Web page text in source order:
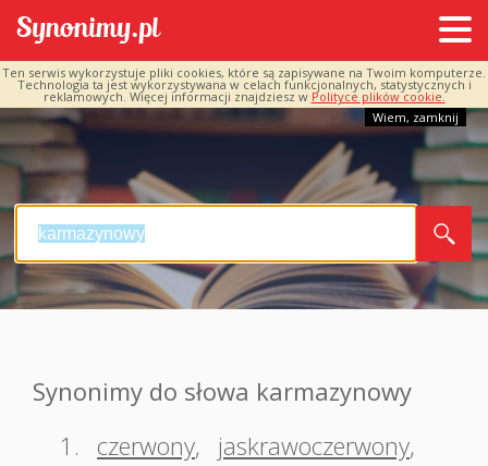
Ten serwis wykorzystuje pliki cookies, które są zapisywane na Twoim komputerze.
Technologia ta jest wykorzystywana w celach funkcjonalnych, statystycznych i
reklamowych. Więcej informacji znajdziesz w Polityce plików cookie.
Wiem, zamknij
Synonimy do słowa karmazynowy
1.
czerwony, jaskrawoczerwony,